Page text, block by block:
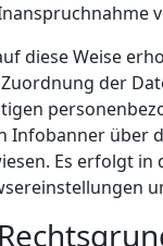
diese Weise
der
Infobanner über
Es erfolgt in